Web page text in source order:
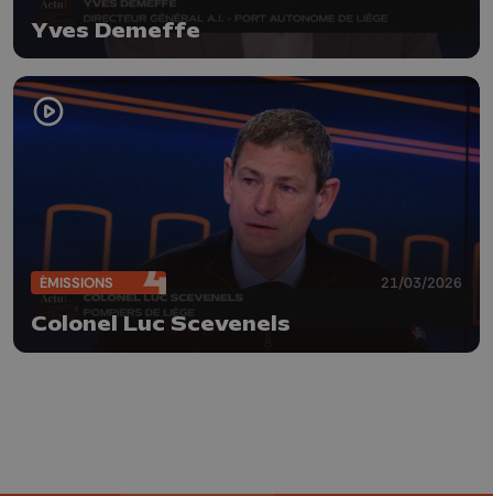
Yves Demeffe
ÉMISSIONS 21/03/2026
Colonel Luc Scevenels